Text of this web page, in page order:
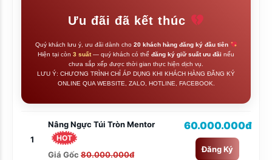
Ưu đãi đã kết thúc
Quý khách lưu ý, ưu đãi dành cho 20 khách hàng đăng ký đầu tiên
Hiện tại còn 3 suất— quý khách có thể đăng ký giữ suất ưu đãi nếu
chưa sắp xếp được thời gian thực hiện dịch vụ.
LƯU Ý: CHƯƠNG TRÌNH CHỈ ÁP DỤNG KHI KHÁCH HÀNG ĐĂNG KÝ
ONLINE QUA WEBSITE, ZALO, HOTLINE, FACEBOOK.
1
Nâng Ngực Túi Tròn Mentor
HOT
Giá Gốc 80.000.000đ
60.000.000đ
Đăng Ký